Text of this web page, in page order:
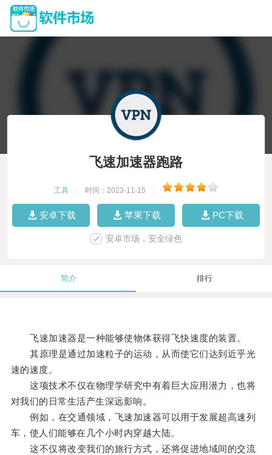
飞速加速器跑路
工具 时间：2023-11-15
安卓下载 苹果下载 PC下载
安卓市场，安全绿色
简介 排行
飞速加速器是一种能够使物体获得飞快速度的装置。
其原理是通过加速粒子的运动，从而使它们达到近乎光
速的速度。
这项技术不仅在物理学研究中有着巨大应用潜力，也将
对我们的日常生活产生深远影响。
例如，在交通领域，飞速加速器可以用于发展超高速列
车，使人们能够在几个小时内穿越大陆。
这不仅将改变我们的旅行方式，还将促进地域间的交流